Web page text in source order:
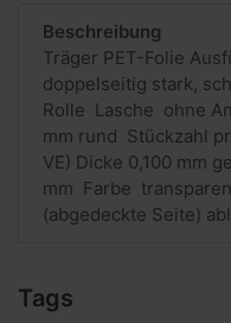
Beschreibung
Träger PET-Folie
doppelseitig stark,
Rolle Lasche ohne
mm rund Stückzahl
VE) Dicke 0,100 mm
mm Farbe
(abgedeckte Seite)
Tags